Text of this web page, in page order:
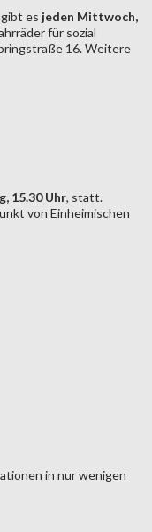
es jeden Mittwoch,
für sozial
16. Weitere
15.30 Uhr, statt.
von Einheimischen
in nur wenigen